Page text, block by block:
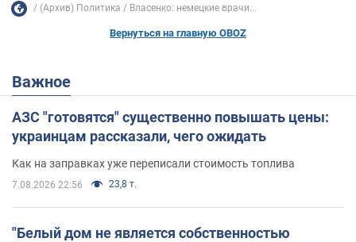
(Архив) Политика Власенко: немецкие врачи...
Вернуться на главную OBOZ
Важное
АЗС "готовятся" существенно повышать цены:
украинцам рассказали, чего ожидать
Как на заправках уже переписали стоимость топлива
7.08.2026 22:56 23,8 т.
"Белый дом не является собственностью